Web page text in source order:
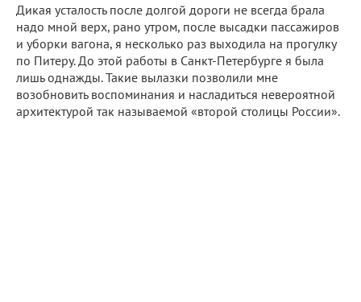
Дикая усталость после долгой дороги не всегда брала
надо мной верх, рано утром, после высадки пассажиров
и уборки вагона, я несколько раз выходила на прогулку
по Питеру. До этой работы в Санкт-Петербурге я была
лишь однажды. Такие вылазки позволили мне
возобновить воспоминания и насладиться невероятной
архитектурой так называемой «второй столицы России».